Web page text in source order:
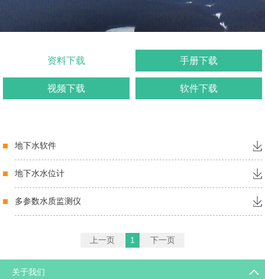
资料下载 手册下载
视频下载 软件下载
地下水软件
地下水水位计
多参数水质监测仪
上一页 1 下一页
关于我们